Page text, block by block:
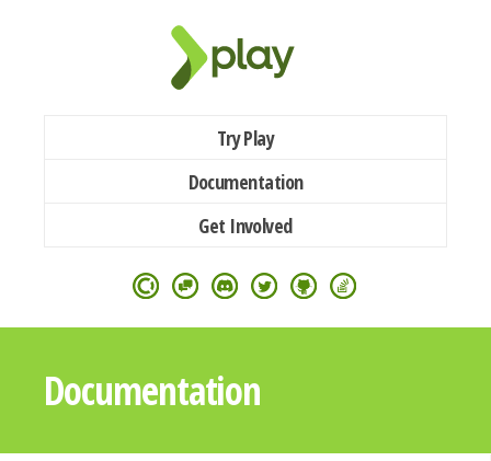
Try Play
Documentation
Get Involved
Documentation